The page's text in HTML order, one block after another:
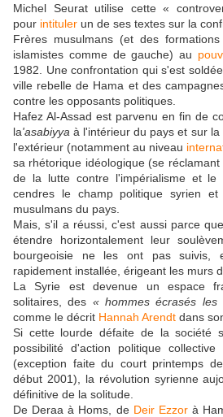
Michel Seurat utilise cette «
pour intituler un de ses textes sur la
Frères musulmans (et des
islamistes comme de gauche) au
1982. Une confrontation qui s'est
ville rebelle de Hama et des
contre les opposants politiques.
Hafez Al-Assad est parvenu en fin de
la'asabiyya à l'intérieur du pays et sur
l'extérieur (notamment au niveau
sa rhétorique idéologique (se
de la lutte contre l'impérialisme et le
cendres le champ politique syrien
musulmans du pays.
Mais, s'il a réussi, c'est aussi parce
étendre horizontalement leur
bourgeoisie ne les ont pas
rapidement installée, érigeant les murs
La Syrie est devenue un espace
solitaires, des « hommes écrasés
comme le décrit Hannah Arendt dans
Si cette lourde défaite de la société
possibilité d'action politique
(exception faite du court printemps
début 2001), la révolution syrienne
définitive de la solitude.
De Deraa à Homs, de Deir Ezzorà